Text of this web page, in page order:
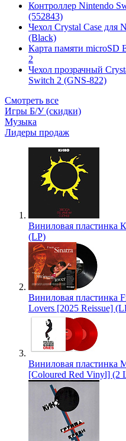
Контроллер Nintendo
(552843)
Чехол Сrystal Сase для
(Black)
Карта памяти microSD
2
Чехол прозрачный
Switch 2 (GNS-822)
Смотреть все
Игры Б/У (скидки)
Музыка
Лидеры продаж
Виниловая пластинка
(LP)
Виниловая пластинка
Lovers [2025 Reissue]
Виниловая пластинка
[Coloured Red Vinyl] (2